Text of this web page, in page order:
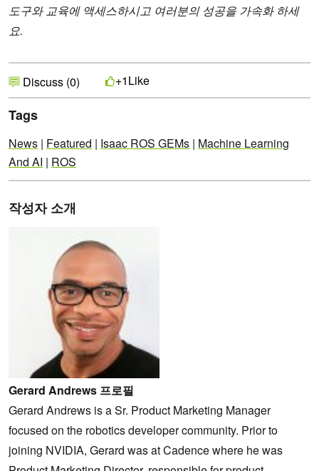
도구와 교육에 액세스하시고 여러분의 성공을 가속화 하세
요.
Discuss (0) +1Like
Tags
News | Featured | Isaac ROS GEMs | Machine Learning
And AI | ROS
작성자 소개
Gerard Andrews 프로필
Gerard Andrews is a Sr. Product Marketing Manager
focused on the robotics developer community. Prior to
joining NVIDIA, Gerard was at Cadence where he was